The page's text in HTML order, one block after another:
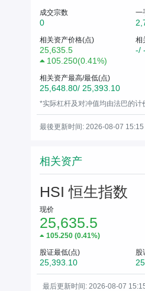
成交宗数
0
一
相关资产价格(点)
25,635.5
105.250(0.41%)
相
-/ -
相关资产最高/最低(点)
25,648.80/ 25,393.10
*实际杠杆及对冲值均由法巴的计
最後更新时间: 2026-08-07
相关资产
HSI 恒生指数
现价
25,635.5
105.250(0.41%)
股证最低(点)
25,393.10
股
最后更新时间: 2026-08-07